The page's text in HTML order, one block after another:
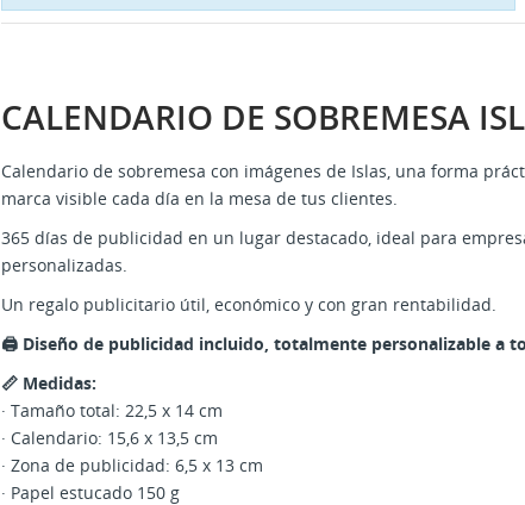
CALENDARIO DE SOBREMESA
Calendario de sobremesa con imágenes de Islas, una forma
marca visible cada día en la mesa de tus clientes.
365 días de publicidad en un lugar destacado, ideal para
personalizadas.
Un regalo publicitario útil, económico y con gran rentabilidad.
🖨️ Diseño de publicidad incluido, totalmente personalizable a
📏 Medidas:
· Tamaño total: 22,5 x 14 cm
· Calendario: 15,6 x 13,5 cm
· Zona de publicidad: 6,5 x 13 cm
· Papel estucado 150 g